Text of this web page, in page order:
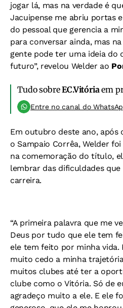
jogar lá, mas na verdade é
Jacuipense me abriu portas
do pessoal que gerencia a
para conversar ainda, mas
gente pode ter uma ideia do
futuro”, revelou Welder ao
Tudo sobreEC.Vitóriaem
Entre no canal do
Em outubro deste ano, após
o Sampaio Corrêa, Welder
na comemoração do título,
lembrar das dificuldades
carreira.
“A primeira palavra que me
Deus por tudo que ele tem
ele tem feito por minha vida.
muito cedo a minha
muitos clubes até ter a
clube como o Vitória. Só de
agradeço muito a ele. E ele